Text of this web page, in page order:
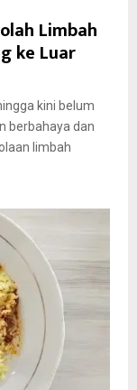
Limbah
ke Luar
kini belum
berbahaya dan
limbah